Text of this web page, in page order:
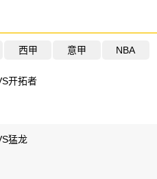
西甲 意甲 NBA
开拓者
猛龙